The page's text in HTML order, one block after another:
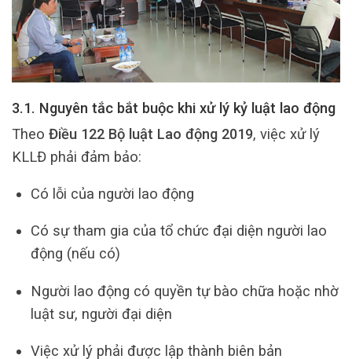
3.1. Nguyên tắc bắt buộc khi xử lý kỷ luật lao động
Theo Điều 122 Bộ luật Lao động 2019, việc xử lý
KLLĐ phải đảm bảo:
Có lỗi của người lao động
Có sự tham gia của tổ chức đại diện người lao
động (nếu có)
Người lao động có quyền tự bào chữa hoặc nhờ
luật sư, người đại diện
Việc xử lý phải được lập thành biên bản